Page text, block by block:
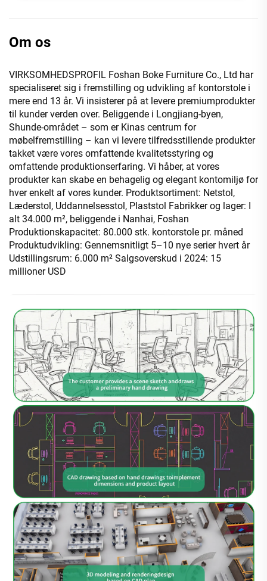
Om os
VIRKSOMHEDSPROFIL Foshan Boke Furniture Co., Ltd har
specialiseret sig i fremstilling og udvikling af kontorstole i
mere end 13 år. Vi insisterer på at levere premiumprodukter
til kunder verden over. Beliggende i Longjiang-byen,
Shunde-området – som er Kinas centrum for
møbelfremstilling – kan vi levere tilfredsstillende produkter
takket være vores omfattende kvalitetsstyring og
omfattende produktionserfaring. Vi håber, at vores
produkter kan skabe en behagelig og elegant kontomiljø for
hver enkelt af vores kunder. Produktsortiment: Netstol,
Læderstol, Uddannelsesstol, Plaststol Fabrikker og lager: I
alt 34.000 m², beliggende i Nanhai, Foshan
Produktionskapacitet: 80.000 stk. kontorstole pr. måned
Produktudvikling: Gennemsnitligt 5–10 nye serier hvert år
Udstillingsrum: 6.000 m² Salgsoverskud i 2024: 15
millioner USD